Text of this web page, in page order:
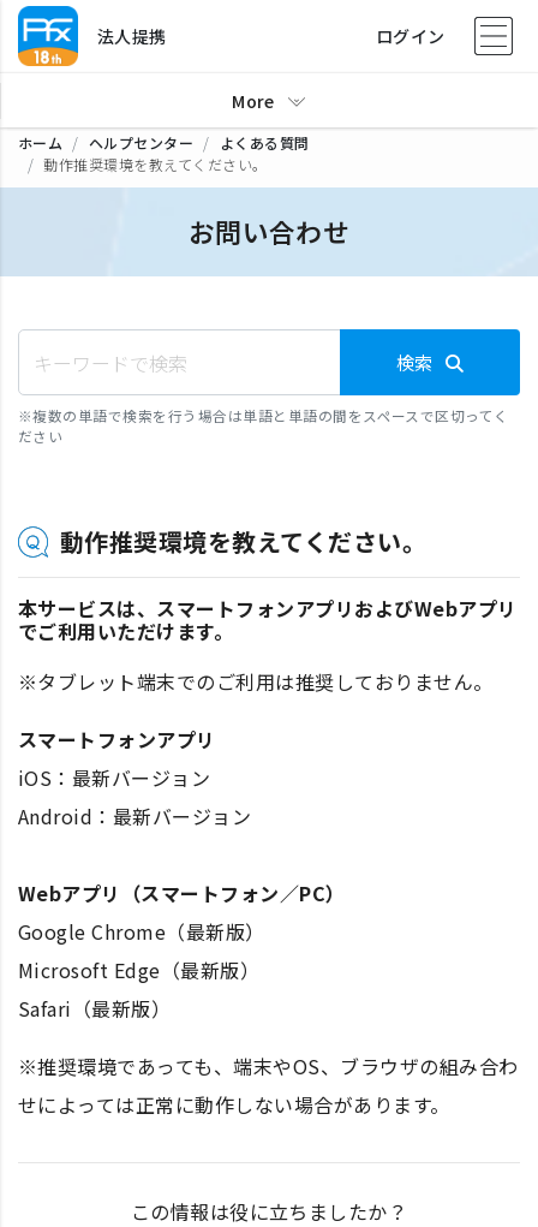
法人提携 ログイン
More
ホーム ヘルプセンター
よくある質問
動作推奨環境を教えてください。
お問い合わせ
検索
※複数の単語で検索を行う場合は単語と単語の間をスペースで区切ってく
ださい
動作推奨環境を教えてください。
本サービスは、スマートフォンアプリおよびWebアプリ
でご利用いただけます。
※タブレット端末でのご利用は推奨しておりません。
スマートフォンアプリ
iOS：最新バージョン
Android：最新バージョン
Webアプリ（スマートフォン／PC）
Google Chrome（最新版）
Microsoft Edge（最新版）
Safari（最新版）
※推奨環境であっても、端末やOS、ブラウザの組み合わ
せによっては正常に動作しない場合があります。
この情報は役に立ちましたか？